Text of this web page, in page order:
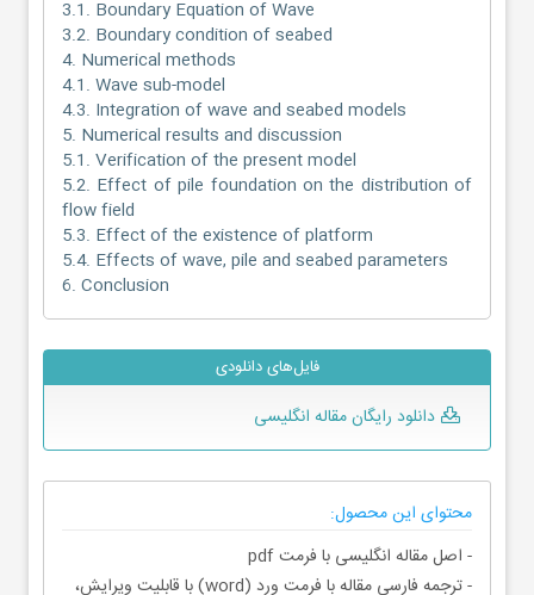
3.1. Boundary Equation of Wave
3.2. Boundary condition of seabed
4. Numerical methods
4.1. Wave sub-model
4.3. Integration of wave and seabed models
5. Numerical results and discussion
5.1. Verification of the present model
5.2. Effect of pile foundation on the distribution of
flow field
5.3. Effect of the existence of platform
5.4. Effects of wave, pile and seabed parameters
6. Conclusion
فایل‌های دانلودی
دانلود رایگان مقاله انگلیسی
محتوای این محصول:
- اصل مقاله انگلیسی با فرمت pdf
- ترجمه فارسی مقاله با فرمت ورد (word) با قابلیت ویرایش،